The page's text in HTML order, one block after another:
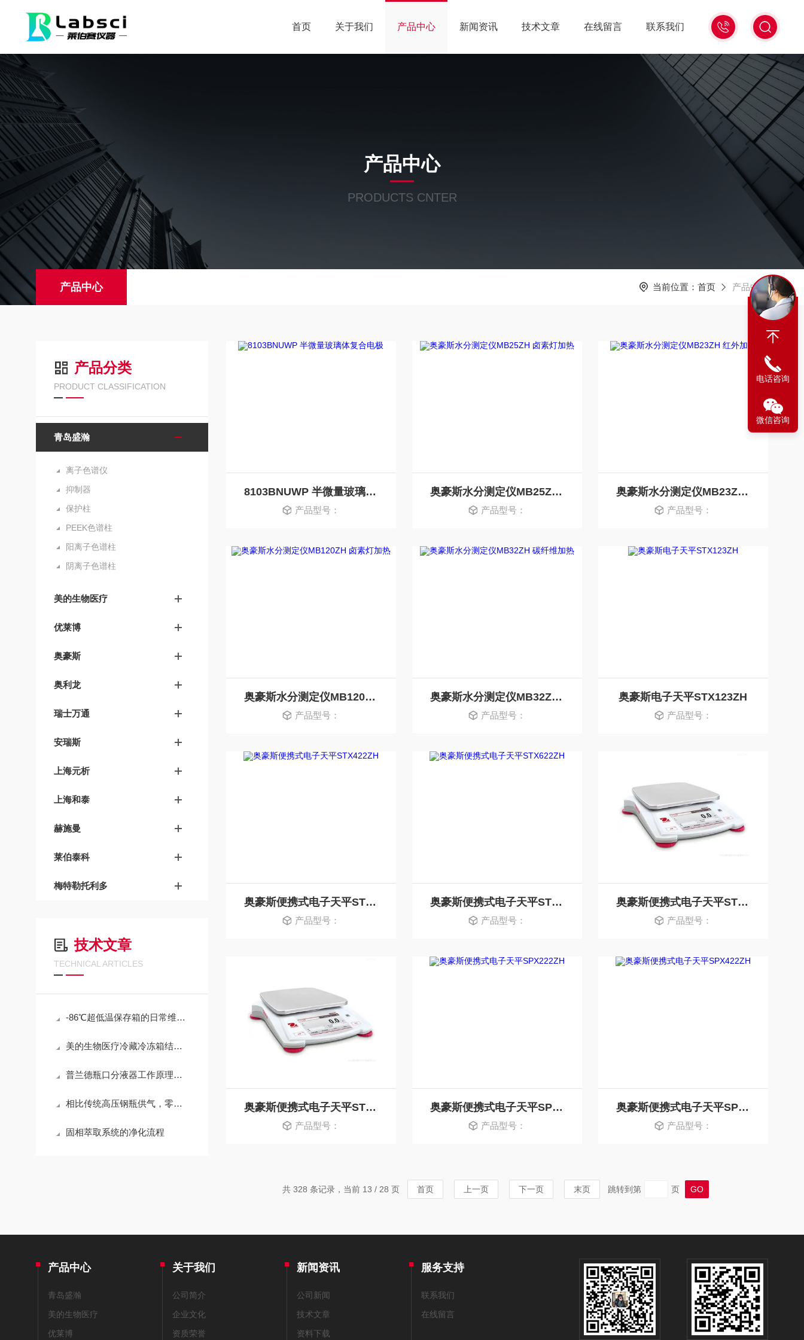
0571-
86939987
首页 关于我们 产品中心 新闻资讯 技术文章 在线留言 联系我们
产品中心
PRODUCTS CNTER
产品中心 当前位置： 首页 产品中心
产品分类
PRODUCT CLASSIFICATION
青岛盛瀚
离子色谱仪
抑制器
保护柱
PEEK色谱柱
阳离子色谱柱
阴离子色谱柱
美的生物医疗
优莱博
奥豪斯
奥利龙
瑞士万通
安瑞斯
上海元析
上海和泰
赫施曼
莱伯泰科
梅特勒托利多
技术文章
TECHNICAL ARTICLES
-86℃超低温保存箱的日常维护与常见故障
美的生物医疗冷藏冷冻箱结霜厚、制冷效率下降，维护技巧
普兰德瓶口分液器工作原理、校准步骤与日常维护全流程
相比传统高压钢瓶供气，零级空气发生器有哪些优势？
固相萃取系统的净化流程
8103BNUWP 半微量玻璃体复合电极
产品型号：
奥豪斯水分测定仪MB25ZH 卤素灯加热
产品型号：
奥豪斯水分测定仪MB23ZH 红外加热
产品型号：
奥豪斯水分测定仪MB120ZH 卤素灯加热
产品型号：
奥豪斯水分测定仪MB32ZH 碳纤维加热
产品型号：
奥豪斯电子天平STX123ZH
产品型号：
奥豪斯便携式电子天平STX422ZH
产品型号：
奥豪斯便携式电子天平STX622ZH
产品型号：
奥豪斯便携式电子天平STX1202ZH
产品型号：
奥豪斯便携式电子天平STX2201ZH
产品型号：
奥豪斯便携式电子天平SPX222ZH
产品型号：
奥豪斯便携式电子天平SPX422ZH
产品型号：
共 328 条记录，当前 13 / 28 页 首页 上一页 下一页 末页 跳转到第 页
产品中心
青岛盛瀚
美的生物医疗
优莱博
关于我们
公司简介
企业文化
资质荣誉
新闻资讯
公司新闻
技术文章
资料下载
服务支持
联系我们
在线留言
电话咨询
微信咨询